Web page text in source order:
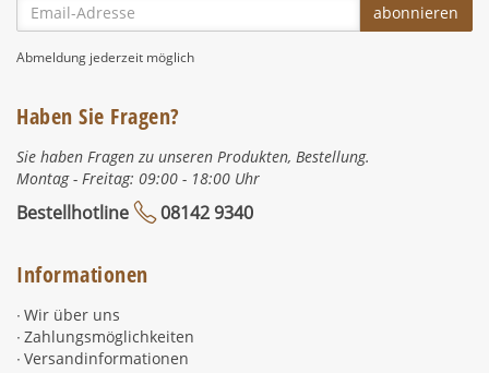
Adresse
abonnieren
Abmeldung jederzeit möglich
Haben Sie Fragen?
Sie haben Fragen zu unseren Produkten, Bestellung.
Montag - Freitag: 09:00 - 18:00 Uhr
Bestellhotline 08142 9340
Informationen
Wir über uns
Zahlungsmöglichkeiten
Versandinformationen